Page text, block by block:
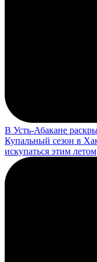
В Усть-Абакане
Купальный сезон в
искупаться этим летом